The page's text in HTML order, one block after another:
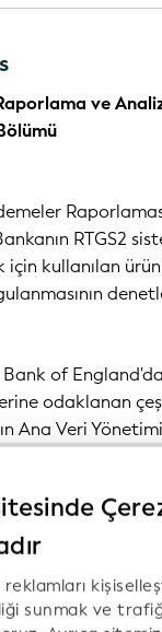
sunmak ve
ve
RTGS2
kullanılan
Bank of
odaklanan
Ana Veri
olarak
arasında daha
çalışabilirliği